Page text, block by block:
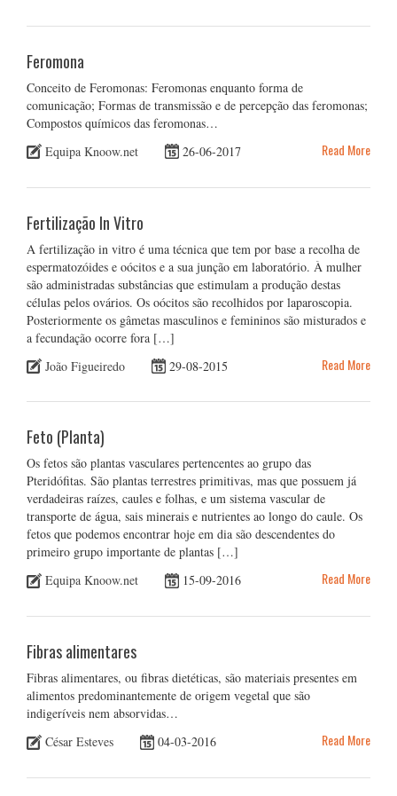
Feromona
Conceito de Feromonas: Feromonas enquanto forma de
comunicação; Formas de transmissão e de percepção das feromonas;
Compostos químicos das feromonas…
Equipa Knoow.net
26-06-2017 Read More
Fertilização In Vitro
A fertilização in vitro é uma técnica que tem por base a recolha de
espermatozóides e oócitos e a sua junção em laboratório. À mulher
são administradas substâncias que estimulam a produção destas
células pelos ovários. Os oócitos são recolhidos por laparoscopia.
Posteriormente os gâmetas masculinos e femininos são misturados e
a fecundação ocorre fora […]
João Figueiredo
29-08-2015 Read More
Feto (Planta)
Os fetos são plantas vasculares pertencentes ao grupo das
Pteridófitas. São plantas terrestres primitivas, mas que possuem já
verdadeiras raízes, caules e folhas, e um sistema vascular de
transporte de água, sais minerais e nutrientes ao longo do caule. Os
fetos que podemos encontrar hoje em dia são descendentes do
primeiro grupo importante de plantas […]
Equipa Knoow.net
15-09-2016 Read More
Fibras alimentares
Fibras alimentares, ou fibras dietéticas, são materiais presentes em
alimentos predominantemente de origem vegetal que são
indigeríveis nem absorvidas…
César Esteves
04-03-2016 Read More